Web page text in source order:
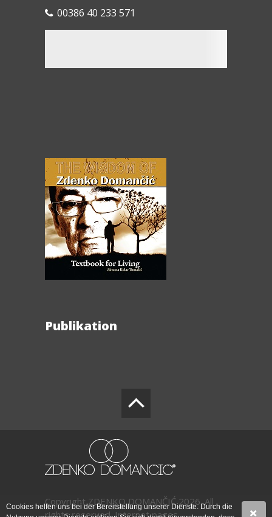
00386 40 233 571
Publikation
Copyright ZDENKO DOMANČIĆ 2026. All
rights reserved.Internet pages
Cookies helfen uns bei der Bereitstellung unserer Dienste. Durch die